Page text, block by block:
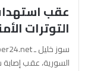
عقب
التوترات
السورية، عقب